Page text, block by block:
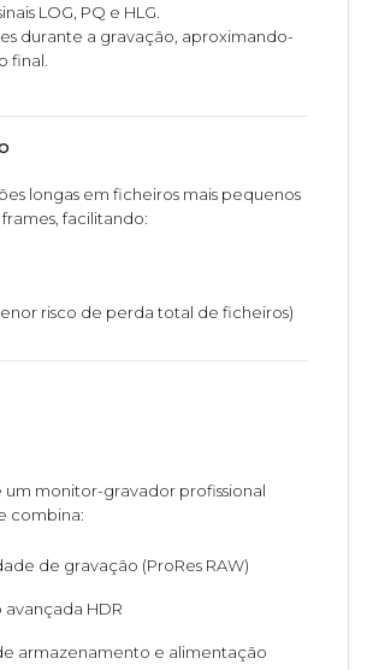
LOG, PQ e HLG.
durante a gravação, aproximando-
final.
longas em ficheiros mais pequenos
facilitando:
risco de perda total de ficheiros)
um monitor-gravador profissional
combina:
de gravação (ProRes RAW)
HDR
armazenamento e alimentação